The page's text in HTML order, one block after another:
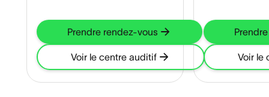
Prendre rendez-vous
Voir le centre auditif Voir le